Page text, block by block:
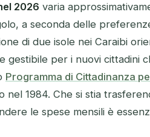
2026 varia
a seconda delle
di due isole nei Caraibi
gestibile per i nuovi cittadini
Programma di Cittadinanza
nel 1984. Che si stia
le spese mensili è